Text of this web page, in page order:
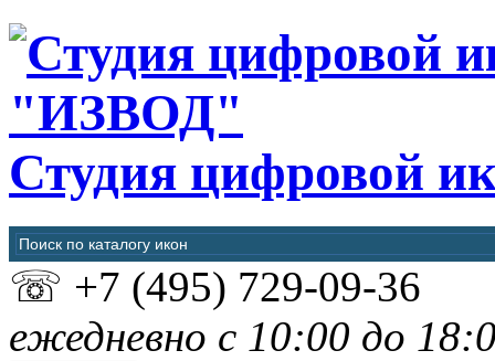
"ИЗВОД"
Студия цифровой
☏ +7 (495) 729-09-36
ежедневно с 10:00 до